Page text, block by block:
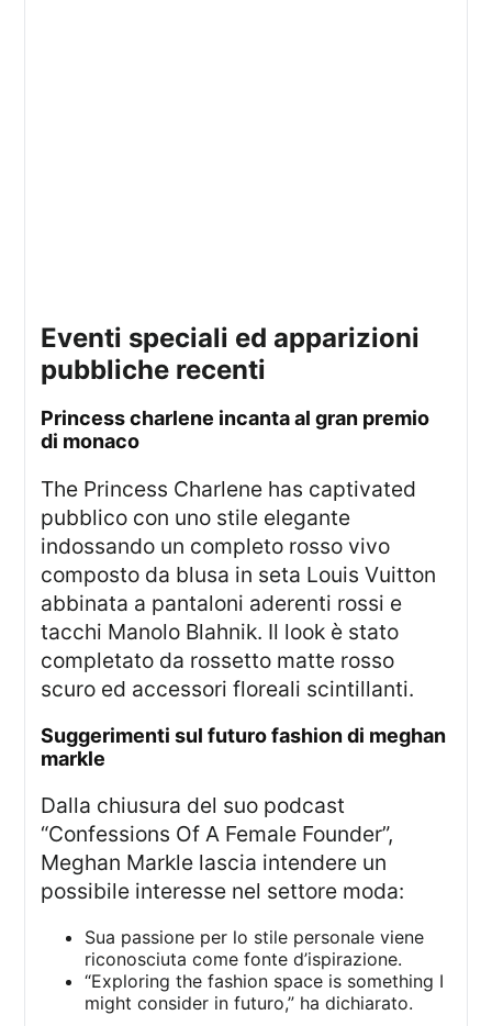
eventi speciali ed apparizioni
pubbliche recenti
princess charlene incanta al gran premio
di monaco
The Princess Charlene has captivated
pubblico con uno stile elegante
indossando un completo rosso vivo
composto da blusa in seta Louis Vuitton
abbinata a pantaloni aderenti rossi e
tacchi Manolo Blahnik. Il look è stato
completato da rossetto matte rosso
scuro ed accessori floreali scintillanti.
suggerimenti sul futuro fashion di meghan
markle
Dalla chiusura del suo podcast
“Confessions Of A Female Founder”,
Meghan Markle lascia intendere un
possibile interesse nel settore moda:
Sua passione per lo stile personale viene
riconosciuta come fonte d’ispirazione.
“Exploring the fashion space is something I
might consider in futuro,” ha dichiarato.